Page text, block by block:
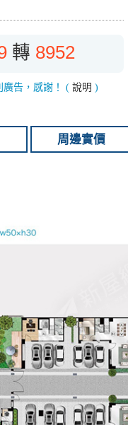
轉 8952
告，感謝！ ( 說明 )
周邊實價